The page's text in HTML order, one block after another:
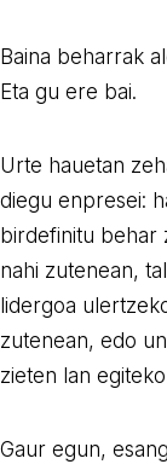
Baina beharrak
Eta gu ere bai.
Urte hauetan
diegu enpresei:
birdefinitu behar
nahi zutenean,
lidergoa
zutenean, edo
zieten lan
Gaur egun,